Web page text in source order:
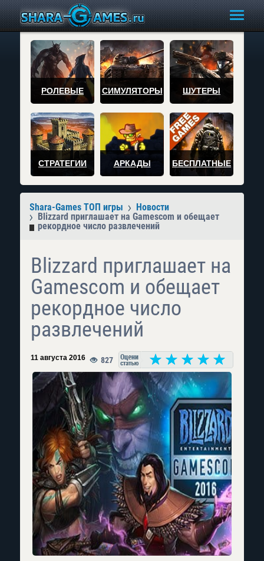
РОЛЕВЫЕ СИМУЛЯТОРЫ ШУТЕРЫ
СТРАТЕГИИ АРКАДЫ БЕСПЛАТНЫЕ
Shara-Games ТОП игры
Новости
Blizzard приглашает на Gamescom и обещает
рекордное число развлечений
Blizzard приглашает на
Gamescom и обещает
рекордное число
развлечений
11 августа 2016 827